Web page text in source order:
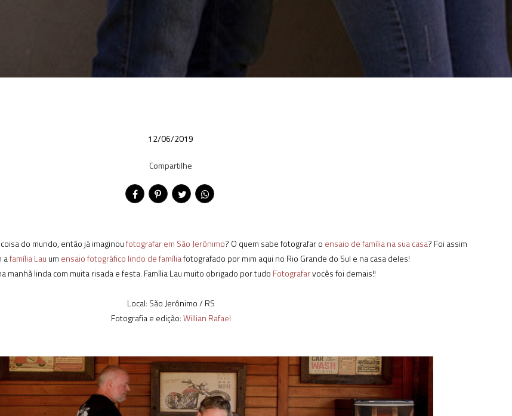
12/06/2019
Compartilhe
do mundo, então já imaginoufotografar em São Jerônimo? O quem sabe fotografar o ensaio de família na sua casa? Foi assim
afamília Lau um ensaio fotográfico lindo de famíliafotografado por mim aqui no Rio Grande do Sul e na casa deles!
manhã linda com muita risada e festa. Família Lau muito obrigado por tudo Fotografarvocês foi demais!!
Local: São Jerônimo / RS
Fotografia e edição:Willian Rafael